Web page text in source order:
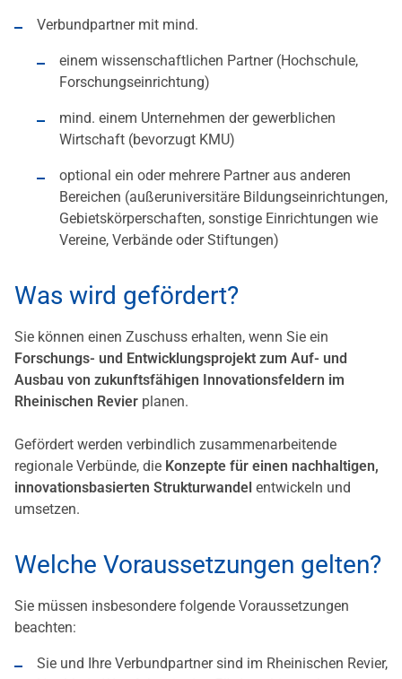
Verbundpartner mit mind.
einem wissenschaftlichen Partner (Hochschule,
Forschungseinrichtung)
mind. einem Unternehmen der gewerblichen
Wirtschaft (bevorzugt KMU)
optional ein oder mehrere Partner aus anderen
Bereichen (außeruniversitäre Bildungseinrichtungen,
Gebietskörperschaften, sonstige Einrichtungen wie
Vereine, Verbände oder Stiftungen)
Was wird gefördert?
Sie können einen Zuschuss erhalten, wenn Sie ein
Forschungs- und Entwicklungsprojekt zum Auf- und
Ausbau von zukunftsfähigen Innovationsfeldern im
Rheinischen Revier planen.
Gefördert werden verbindlich zusammenarbeitende
regionale Verbünde, die Konzepte für einen nachhaltigen,
innovationsbasierten Strukturwandel entwickeln und
umsetzen.
Welche Voraussetzungen gelten?
Sie müssen insbesondere folgende Voraussetzungen
beachten:
Sie und Ihre Verbundpartner sind im Rheinischen Revier,